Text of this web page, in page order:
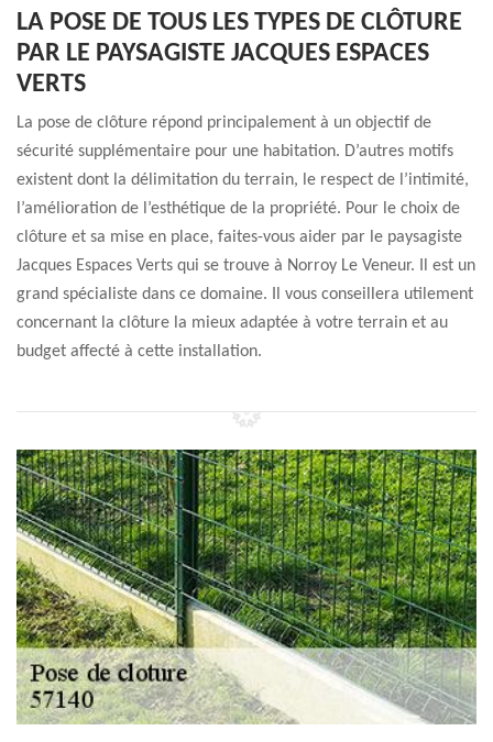
LA POSE DE TOUS LES TYPES DE CLÔTURE
PAR LE PAYSAGISTE JACQUES ESPACES
VERTS
La pose de clôture répond principalement à un objectif de
sécurité supplémentaire pour une habitation. D’autres motifs
existent dont la délimitation du terrain, le respect de l’intimité,
l’amélioration de l’esthétique de la propriété. Pour le choix de
clôture et sa mise en place, faites-vous aider par le paysagiste
Jacques Espaces Verts qui se trouve à Norroy Le Veneur. Il est un
grand spécialiste dans ce domaine. Il vous conseillera utilement
concernant la clôture la mieux adaptée à votre terrain et au
budget affecté à cette installation.